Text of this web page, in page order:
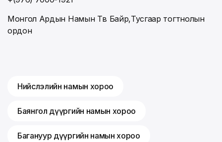
Монгол Ардын Намын Төв Байр,Тусгаар тогтнолын
ордон
Нийслэлийн намын хороо
Баянгол дүүргийн намын хороо
Багануур дүүргийн намын хороо